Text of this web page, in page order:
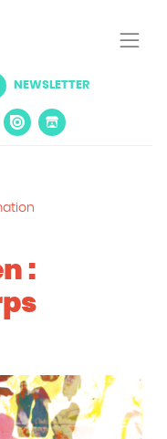
NEWSLETTER
: